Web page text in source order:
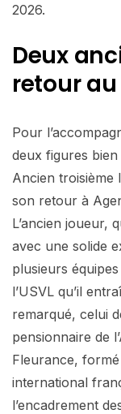
2026.
Deux
retour
Pour
deux figures
Ancien troisième
son retour à
L’ancien joueur,
avec une solide
plusieurs
l’USVL qu’il
remarqué, celui
pensionnaire de
Fleurance,
international
l’encadrement